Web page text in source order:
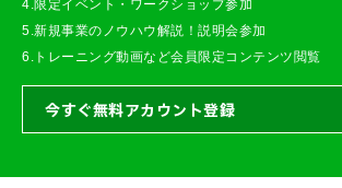
4.限定イベント・ワークショップ参加
5.新規事業のノウハウ解説！説明会参加
6.トレーニング動画など会員限定コンテンツ閲覧
今すぐ無料アカウント登録